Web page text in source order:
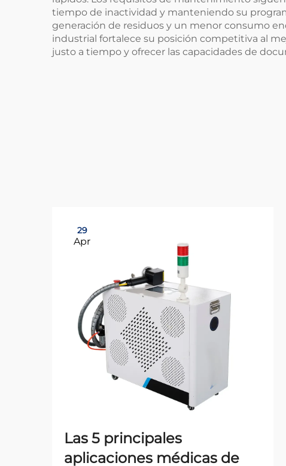
tiempo de inactividad y manteniendo su
generación de residuos y un menor consumo
industrial fortalece su posición competitiva al
justo a tiempo y ofrecer las capacidades de
29
Apr
Las 5 principales
aplicaciones médicas de